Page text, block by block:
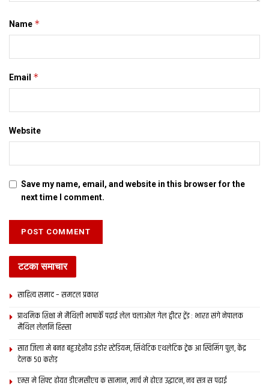
Name *
Email *
Website
Save my name, email, and website in this browser for the
next time I comment.
टटका समाचार
साहित्य समाद – समटल प्रकाश
प्राथमिक शि‍क्षा मे मैथि‍ली भाषाकेँ पढ़ाई लेल चलाओल गेल ट्वीटर ट्रेंड : भारत संगे नेपालक
मैथिल लेलनि हिस्सा
सात जिला मे बनत बहुउद्देशीय इंडोर स्‍टेडि‍यम, सिंथेटिक एथलेटिक ट्रेक आ स्विमिंग पुल, केंद्र
देलक 50 करोड़
एम्स मे शिफ्ट होयत डीएमसीएच क सामान, मार्च मे होएत उद्घाटन, नव सत्र स पढाई